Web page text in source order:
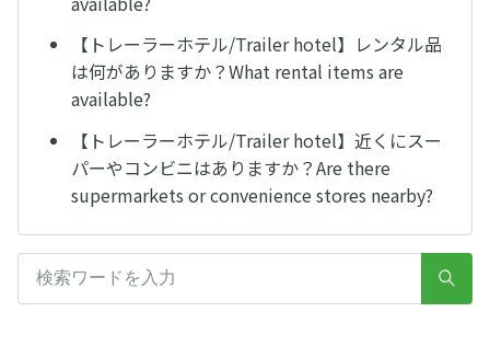
【トレーラーホテル/Trailer hotel】レンタル品
は何がありますか？What rental items are
available?
【トレーラーホテル/Trailer hotel】近くにスー
パーやコンビニはありますか？Are there
supermarkets or convenience stores nearby?